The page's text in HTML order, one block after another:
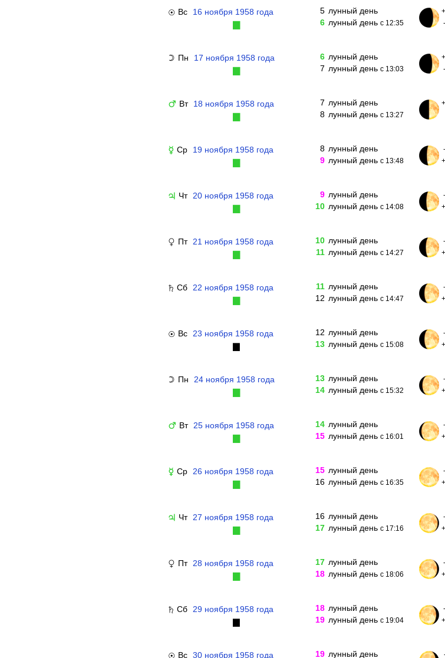
☉ Вс 16 ноября 1958 года 5 лунный день
6 лунный день с 12:35
☽ Пн 17 ноября 1958 года 6 лунный день
7 лунный день с 13:03
♂ Вт 18 ноября 1958 года 7 лунный день
8 лунный день с 13:27
☿ Ср 19 ноября 1958 года 8 лунный день
9 лунный день с 13:48
♃ Чт 20 ноября 1958 года 9 лунный день
10 лунный день с 14:08
♀ Пт 21 ноября 1958 года 10 лунный день
11 лунный день с 14:27
♄ Сб 22 ноября 1958 года 11 лунный день
12 лунный день с 14:47
☉ Вс 23 ноября 1958 года 12 лунный день
13 лунный день с 15:08
☽ Пн 24 ноября 1958 года 13 лунный день
14 лунный день с 15:32
♂ Вт 25 ноября 1958 года 14 лунный день
15 лунный день с 16:01
☿ Ср 26 ноября 1958 года 15 лунный день
16 лунный день с 16:35
♃ Чт 27 ноября 1958 года 16 лунный день
17 лунный день с 17:16
♀ Пт 28 ноября 1958 года 17 лунный день
18 лунный день с 18:06
♄ Сб 29 ноября 1958 года 18 лунный день
19 лунный день с 19:04
☉ Вс 30 ноября 1958 года 19 лунный день